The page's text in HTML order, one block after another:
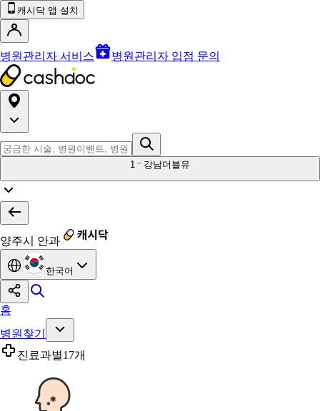
캐시닥 앱 설치
병원관리자 서비스 병원관리자 입점 문의
1 강남더블유
양주시 안과
한국어
홈
병원찾기
진료과별17개